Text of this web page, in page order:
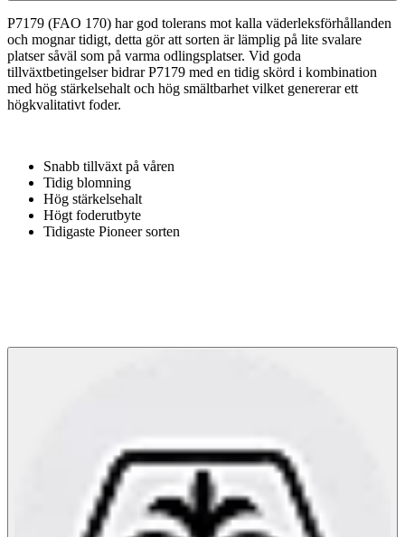
P7179 (FAO 170) har god tolerans mot kalla väderleksförhållanden
och mognar tidigt, detta gör att sorten är lämplig på lite svalare
platser såväl som på varma odlingsplatser. Vid goda
tillväxtbetingelser bidrar P7179 med en tidig skörd i kombination
med hög stärkelsehalt och hög smältbarhet vilket genererar ett
högkvalitativt foder.
Snabb tillväxt på våren
Tidig blomning
Hög stärkelsehalt
Högt foderutbyte
Tidigaste Pioneer sorten